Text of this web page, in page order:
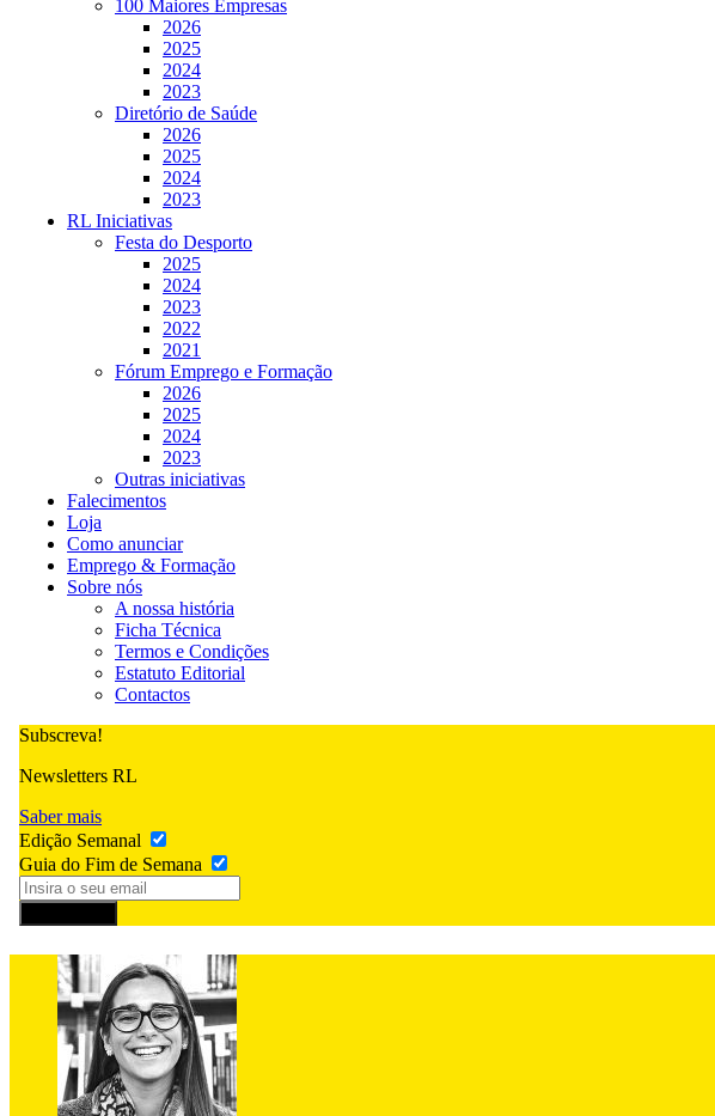
100 Maiores Empresas
2026
2025
2024
2023
Diretório de Saúde
2026
2025
2024
2023
RL Iniciativas
Festa do Desporto
2025
2024
2023
2022
2021
Fórum Emprego e Formação
2026
2025
2024
2023
Outras iniciativas
Falecimentos
Loja
Como anunciar
Emprego & Formação
Sobre nós
A nossa história
Ficha Técnica
Termos e Condições
Estatuto Editorial
Contactos
Subscreva!
Newsletters RL
Saber mais
Edição Semanal
Guia do Fim de Semana